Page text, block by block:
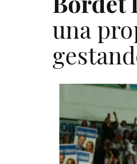
una